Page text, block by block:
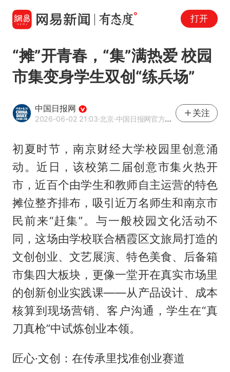
打开
“摊”开青春，“集”满热爱 校园
市集变身学生双创“练兵场”
中国日报网
2026-06-02 21:03·北京·中国日报网官方网易号
关注
初夏时节，南京财经大学校园里创意涌
动。近日，该校第二届创意市集火热开
市，近百个由学生和教师自主运营的特色
摊位整齐排布，吸引近万名师生和南京市
民前来“赶集”。与一般校园文化活动不
同，这场由学校联合栖霞区文旅局打造的
文创创业、文艺展演、特色美食、后备箱
市集四大板块，更像一堂开在真实市场里
的创新创业实践课——从产品设计、成本
核算到现场营销、客户沟通，学生在“真
刀真枪”中试炼创业本领。
匠心·文创：在传承里找准创业赛道